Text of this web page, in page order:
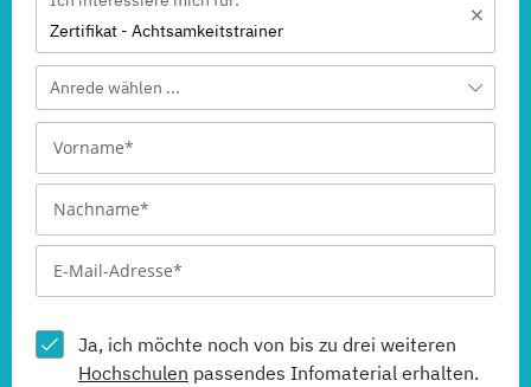
Zertifikat - Achtsamkeitstrainer
Anrede wählen ...
Ja, ich möchte noch von bis zu drei weiteren
Hochschulen passendes Infomaterial erhalten.